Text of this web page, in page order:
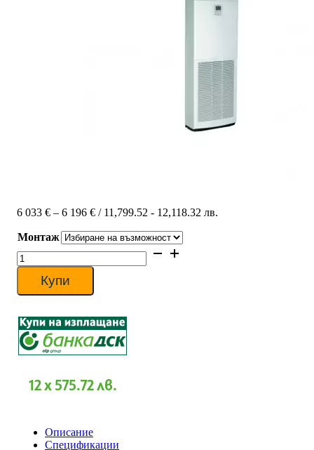
6 033 € – 6 196 €Price
6
033 €
/ 11,799.52 - 12,118.32 лв.
Монтаж
количество
за
Колонен
климатик
Advance,
43
000
Купи
12 x 575.72 лв.
Описание
Спецификации